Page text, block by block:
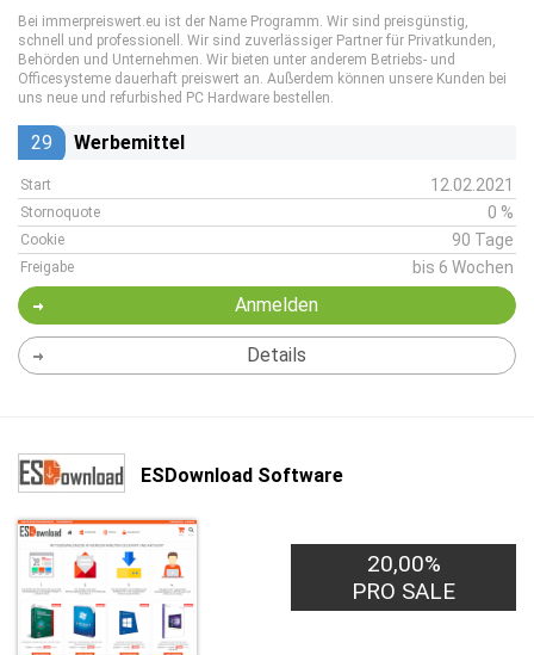
Bei immerpreiswert.eu ist der Name Programm. Wir sind preisgünstig,
schnell und professionell. Wir sind zuverlässiger Partner für Privatkunden,
Behörden und Unternehmen. Wir bieten unter anderem Betriebs- und
Officesysteme dauerhaft preiswert an. Außerdem können unsere Kunden bei
uns neue und refurbished PC Hardware bestellen.
29 Werbemittel
Start 12.02.2021
Stornoquote 0 %
Cookie 90 Tage
Freigabe bis 6 Wochen
Anmelden
Details
ESDownload Software
20,00%
PRO SALE